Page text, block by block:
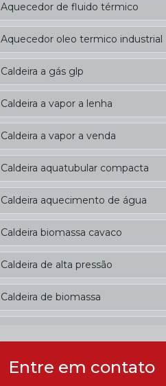
Aquecedor de fluido térmico
Aquecedor oleo termico industrial
Caldeira a gás glp
Caldeira a vapor a lenha
Caldeira a vapor a venda
Caldeira aquatubular compacta
Caldeira aquecimento de água
Caldeira biomassa cavaco
Caldeira de alta pressão
Caldeira de biomassa
Caldeira flamotubular e aquatubular
Entre em contato